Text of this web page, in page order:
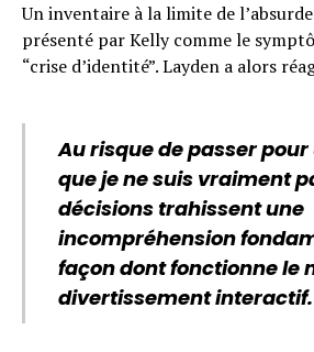
Un inventaire à la limite de
présenté par Kelly comme le
“crise d’identité”. Layden a alors
Au risque de passer
que je ne suis vraiment
décisions trahissent une
incompréhension
façon dont fonctionne le
divertissement interactif.